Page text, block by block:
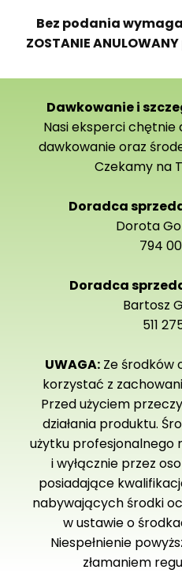
Bez podania
ZOSTANIE
Dawkowanie i
Nasi eksperci
dawkowanie oraz
Czekamy na
Doradca
Dorota
794
Doradca
Bartosz
511
UWAGA:Ze środków
korzystać z
Przed użyciem
działania produktu.
użytku
i wyłącznie przez
posiadające
nabywających środki
w ustawie o
Niespełnienie
złamaniem